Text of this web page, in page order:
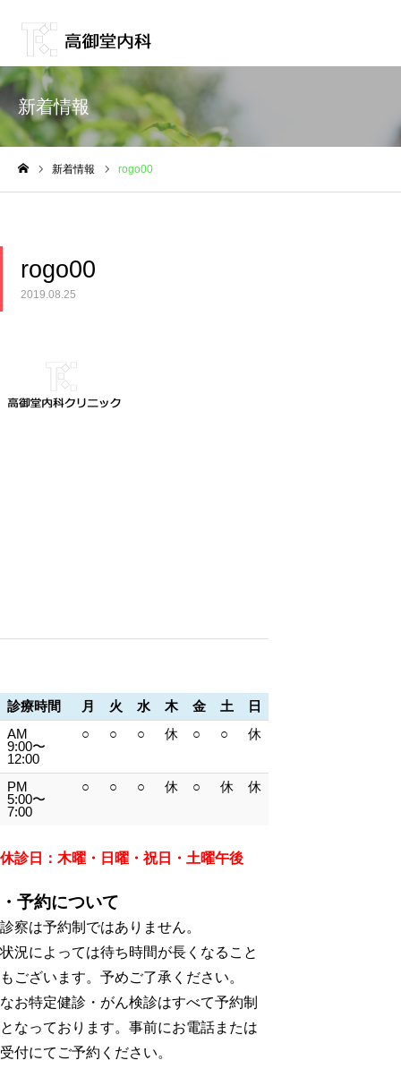
新着情報
新着情報 rogo00
rogo00
2019.08.25
診療時間 月 火 水 木 金 土
日
AM
9:00〜
12:00
○ ○ ○ 休 ○ ○ 休
PM
5:00〜
7:00
○ ○ ○ 休 ○ 休 休
休診日：木曜・日曜・祝日・土曜午後
・予約について
診察は予約制ではありません。
状況によっては待ち時間が長くなること
もございます。予めご了承ください。
なお特定健診・がん検診はすべて予約制
となっております。事前にお電話または
受付にてご予約ください。